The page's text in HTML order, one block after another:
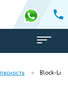
Block-Lock